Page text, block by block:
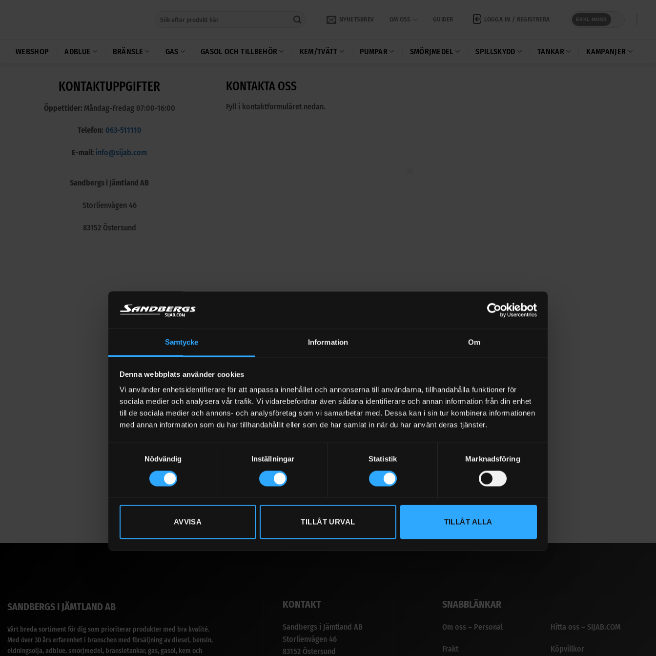
Samtycke Information Om
Denna webbplats använder cookies
Vi använder enhetsidentifierare för att anpassa innehållet och annonserna till användarna, tillhandahålla funktioner för
sociala medier och analysera vår trafik. Vi vidarebefordrar även sådana identifierare och annan information från din enhet
till de sociala medier och annons- och analysföretag som vi samarbetar med. Dessa kan i sin tur kombinera informationen
med annan information som du har tillhandahållit eller som de har samlat in när du har använt deras tjänster.
Nödvändig
Inställningar Statistik Marknadsföring
AVVISA TILLÅT URVAL TILLÅT ALLA
NYHETSBREV OM OSS GUIDER LOGGA IN / REGISTRERA EXKL MOMS
WEBSHOP ADBLUE BRÄNSLE GAS GASOL OCH TILLBEHÖR KEM/TVÄTT PUMPAR SMÖRJMEDEL SPILLSKYDD TANKAR KAMPANJER
KONTAKTUPPGIFTER
Öppettider: Måndag-Fredag 07:00-16:00
Telefon: 063-511110
E-mail: info@sijab.com
Sandbergs i Jämtland AB
Storlienvägen 46
83152 Östersund
KONTAKTA OSS
Fyll i kontaktformuläret nedan.
KONTAKTA OSS
063-511110 HITTA HIT
SANDBERGS I JÄMTLAND AB
Vårt breda sortiment för dig som prioriterar produkter med bra kvalité.
Med över 30 års erfarenhet i branschen med försäljning av diesel, bensin,
eldningsolja, adblue, smörjmedel, bränsletankar, gas, gasol, kem och
KONTAKT
Sandbergs i Jämtland AB
Storlienvägen 46
83152 Östersund
SNABBLÄNKAR
Om oss – Personal
Frakt
Hitta oss – SIJAB.COM
Köpvillkor